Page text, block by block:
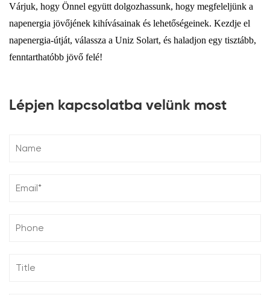
Várjuk, hogy Önnel együtt dolgozhassunk, hogy megfeleljünk a
napenergia jövőjének kihívásainak és lehetőségeinek. Kezdje el
napenergia-útját, válassza a Uniz Solart, és haladjon egy tisztább,
fenntarthatóbb jövő felé!
Lépjen kapcsolatba velünk most